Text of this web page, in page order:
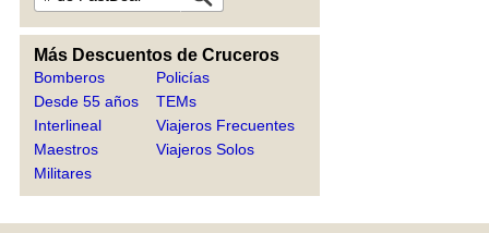
Más Descuentos de Cruceros
Bomberos
Desde 55 años
Interlineal
Maestros
Militares
Policías
TEMs
Viajeros Frecuentes
Viajeros Solos